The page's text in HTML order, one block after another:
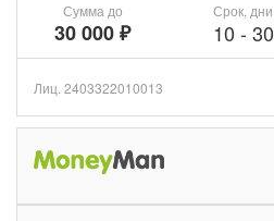
Сумма до
30 000 ₽
Срок, дни
10 - 30
Лиц. 2403322010013